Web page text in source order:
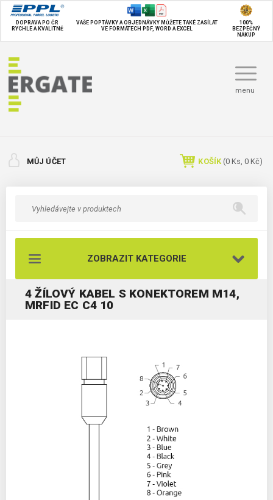
DOPRAVA PO ČR
RYCHLE A KVALITNĚ
VAŠE POPTÁVKY A OBJEDNÁVKY MŮŽETE TAKÉ ZASÍLAT
VE FORMÁTECH PDF, WORD A EXCEL
100%
BEZPEČNÝ
NÁKUP
menu
MŮJ ÚČET KOŠÍK (0 Ks, 0 Kč)
ZOBRAZIT KATEGORIE
4 ŽÍLOVÝ KABEL S KONEKTOREM M14,
MRFID EC C4 10